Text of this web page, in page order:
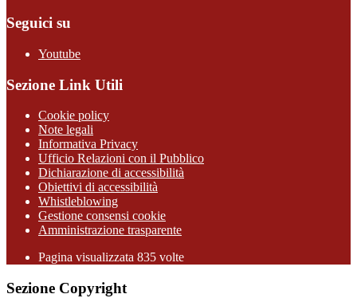
Seguici su
Youtube
Sezione Link Utili
Cookie policy
Note legali
Informativa Privacy
Ufficio Relazioni con il Pubblico
Dichiarazione di accessibilità
Obiettivi di accessibilità
Whistleblowing
Gestione consensi cookie
Amministrazione trasparente
Pagina visualizzata 835 volte
Sezione Copyright